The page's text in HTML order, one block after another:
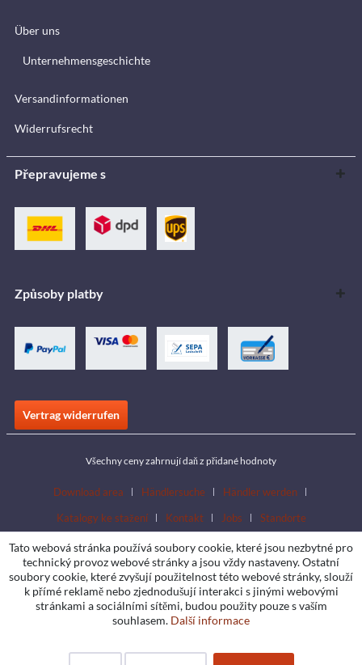
Über uns
Unternehmensgeschichte
Versandinformationen
Widerrufsrecht
Přepravujeme s
Způsoby platby
Vertrag widerrufen
Všechny ceny zahrnují daň z přidané hodnoty
Download area Händlersuche
Händler werden
Katalogy ke stažení
Kontakt Jobs Standorte
Tato webová stránka používá soubory cookie, které jsou nezbytné pro
technický provoz webové stránky a jsou vždy nastaveny. Ostatní
soubory cookie, které zvyšují použitelnost této webové stránky, slouží
k přímé reklamě nebo zjednodušují interakci s jinými webovými
stránkami a sociálními sítěmi, budou použity pouze s vaším
souhlasem. Další informace